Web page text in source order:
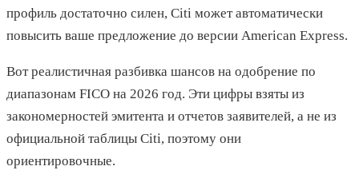
профиль достаточно силен, Citi может автоматически
повысить ваше предложение до версии American Express.
Вот реалистичная разбивка шансов на одобрение по
диапазонам FICO на 2026 год. Эти цифры взяты из
закономерностей эмитента и отчетов заявителей, а не из
официальной таблицы Citi, поэтому они
ориентировочные.